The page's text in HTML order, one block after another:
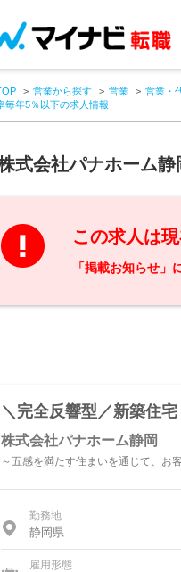
営業から探す 営業 営業・
毎年5％以下の求人情報
式会社パナホーム静
この求人は
「掲載お知らせ」
＼完全反響型／新築住
株式会社パナホーム静岡
～五感を満たす住まいを通じて、お
勤務地
静岡県
雇用形態